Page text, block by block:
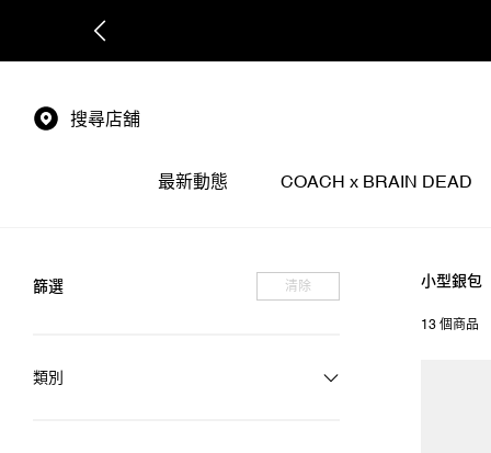
搜尋店舖
最新動態 COACH x BRAIN DEAD
篩選 清除
類別
小型銀包
13 個商品